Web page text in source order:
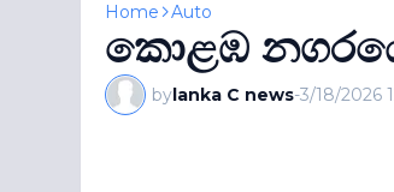
Home Auto
කොළඹ
bylanka C news-3/18/2026